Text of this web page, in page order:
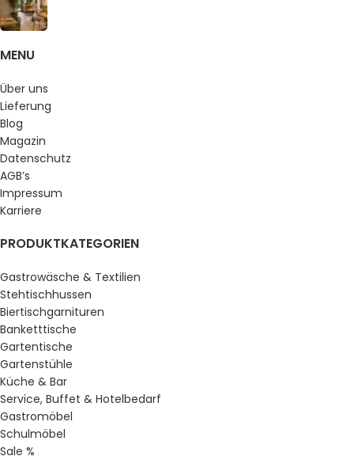
MENU
Über uns
Lieferung
Blog
Magazin
Datenschutz
AGB’s
Impressum
Karriere
PRODUKTKATEGORIEN
Gastrowäsche & Textilien
Stehtischhussen
Biertischgarnituren
Banketttische
Gartentische
Gartenstühle
Küche & Bar
Service, Buffet & Hotelbedarf
Gastromöbel
Schulmöbel
Sale %